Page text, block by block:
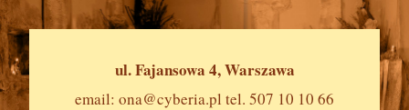
ul. Fajansowa 4, Warszawa
email: ona@cyberia.pl tel. 507 10 10 66